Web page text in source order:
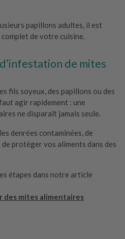
papillons adultes, il est
de votre cuisine.
de mites
fils soyeux, des papillons ou des
agir rapidement : une
ne disparaît jamais seule.
denrées contaminées, de
protéger vos aliments dans des
étapes dans notre article
des mites alimentaires